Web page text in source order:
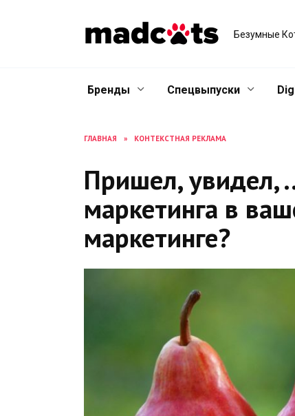
Безумные
Бренды Спецвыпуски
ГЛАВНАЯ » КОНТЕКСТНАЯ РЕКЛАМА
Пришел, увидел,
маркетинга в
маркетинге?